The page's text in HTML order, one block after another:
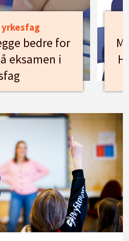
yrkesfag
bedre for
eksamen i